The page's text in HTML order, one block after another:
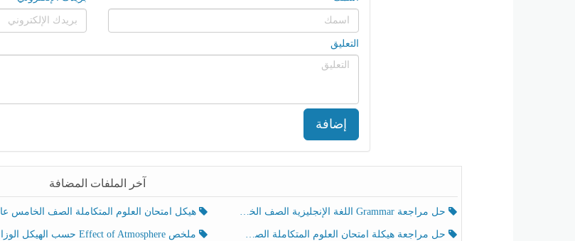
التعليق
إضافة
آخر الملفات المضافة
حل مراجعة Grammar اللغة الإنجليزية الصف الخامس الفصل الثالث هيكل امتحان العلوم المتكاملة الصف الخامس عام الفصل الدراسي الثالث 2025-2026
حل مراجعة هيكلة امتحان العلوم المتكاملة الصف الخامس انسبير الفصل الثالث ملخص Effect of Atmosphere حسب الهيكل الوزاري العلوم المتكاملة الصف الخامس انسبير الفصل الثالث